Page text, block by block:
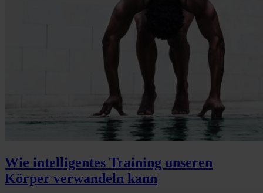
Wie intelligentes Training unseren
Körper verwandeln kann